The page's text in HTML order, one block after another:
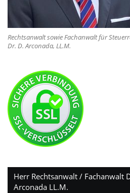
Rechtsanwalt sowie Fachanwalt für
Dr. D. Arconada, LL.M.
Herr Rechtsanwalt / Fachanwalt
Arconada LL.M.